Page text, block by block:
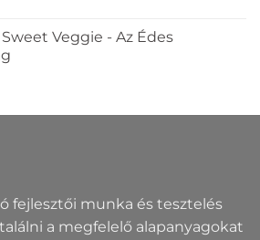
Sweet Veggie - Az Édes
fejlesztői munka és tesztelés
a megfelelő alapanyagokat